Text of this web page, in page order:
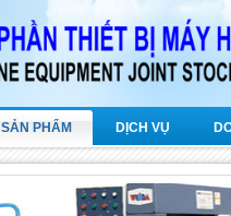
SẢN PHẨM DỊCH VỤ